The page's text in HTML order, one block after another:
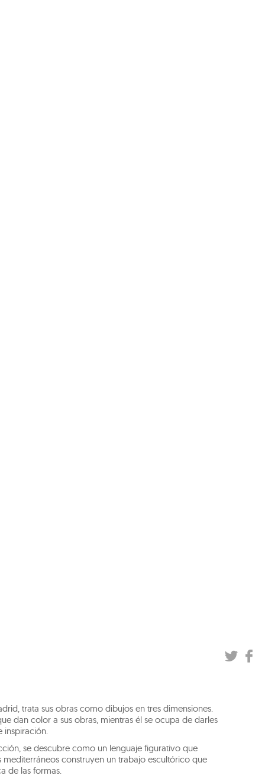
trata sus obras como dibujos en tres dimensiones.
dan color a sus obras, mientras él se ocupa de darles
inspiración.
se descubre como un lenguaje figurativo que
construyen un trabajo escultórico que
de las formas.